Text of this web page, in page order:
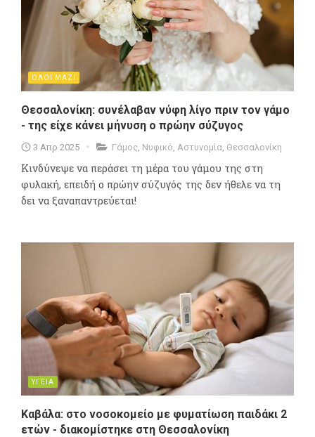
ΟΛΟΙ ΜΑΖΙ
Θεσσαλονίκη: συνέλαβαν νύφη λίγο πριν τον γάμο
- της είχε κάνει μήνυση ο πρώην σύζυγος
3 Απρ 2025 Γάμος Νυφικό Αστυνομία Θεσσαλονίκη
Κινδύνεψε να περάσει τη μέρα του γάμου της στη
φυλακή, επειδή ο πρώην σύζυγός της δεν ήθελε να τη
δει να ξαναπαντρεύεται!
ΥΓΕΙΑ
Καβάλα: στο νοσοκομείο με φυματίωση παιδάκι 2
ετών - διακομίστηκε στη Θεσσαλονίκη